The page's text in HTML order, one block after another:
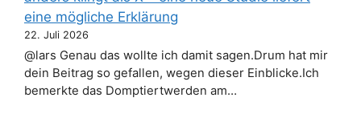
eine mögliche Erklärung
22. Juli 2026
@lars Genau das wollte ich damit sagen.Drum hat mir
dein Beitrag so gefallen, wegen dieser Einblicke.Ich
bemerkte das Domptiertwerden am…